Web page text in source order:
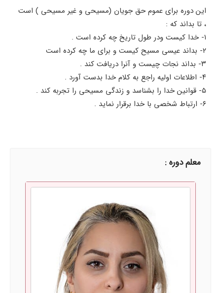
این دوره برای عموم حق جویان (مسیحی و غیر مسیحی ) است
، تا بداند که :
۱- خدا کیست و‌در طول تاریخ چه کرده است .
۲- بداند عیسی مسیح کیست و برای ما چه کرده است
۳- بداند نجات چیست و آنرا دریافت کند .
۴- اطلاعات اولیه راجع به کلام خدا بدست آورد .
۵- قوانین خدا را بشناسد و زندگی مسیحی را تجربه کند .
۶- ارتباط شخصی با خدا برقرار نماید .
معلم دوره :